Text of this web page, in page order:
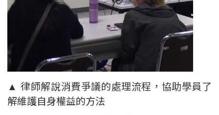
▲ 律師解說消費爭議的處理流程，協助學員了
解維護自身權益的方法